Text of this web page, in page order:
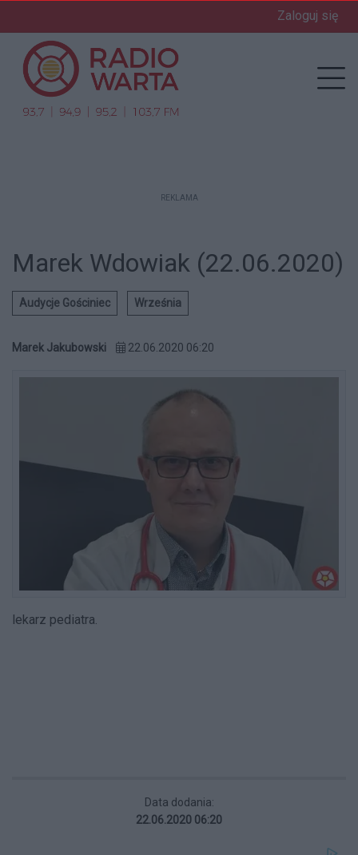
Zaloguj się
REKLAMA
Marek Wdowiak (22.06.2020)
Audycje Gościniec Września
Marek Jakubowski 22.06.2020 06:20
lekarz pediatra.
Data dodania:
22.06.2020 06:20